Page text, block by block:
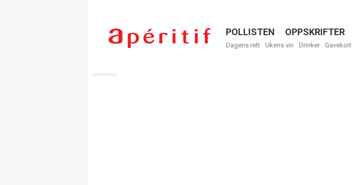
Menu
POLLISTEN OPPSKRIFTER
Dagens rett Ukens vin Drinker Gavekort